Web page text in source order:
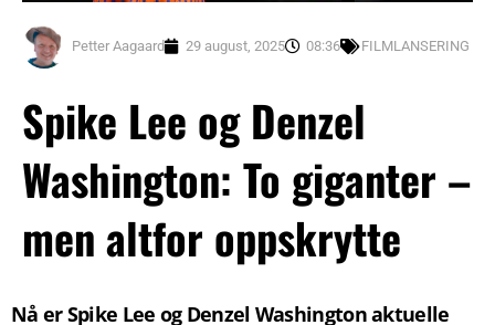
Petter Aagaard 29 august, 2025 08:36 FILMLANSERING
Spike Lee og Denzel
Washington: To giganter –
men altfor oppskrytte
Nå er Spike Lee og Denzel Washington aktuelle